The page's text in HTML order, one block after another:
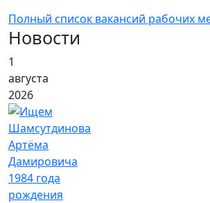
Полный список вакансий рабочих
Новости
1
августа
2026